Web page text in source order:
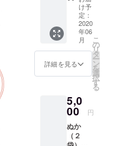
セット
・漬物
３点
セット
（柚子
トマ
ト・柚
子の香
大根・
け） ・
特製ぬ
か（１
㎏）
け予
定：
2020
年06
月
詳細を見る
こ
の
リ
タ
ー
ン
を
選
択
す
る
5,0
00 円
ぬか
（２